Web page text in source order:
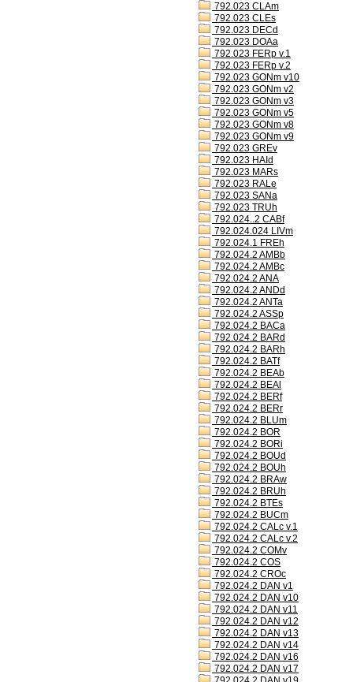
792.023 CLAm
792.023 CLEs
792.023 DECd
792.023 DOAa
792.023 FERp v.1
792.023 FERp v.2
792.023 GONm v10
792.023 GONm v2
792.023 GONm v3
792.023 GONm v5
792.023 GONm v8
792.023 GONm v9
792.023 GREv
792.023 HAId
792.023 MARs
792.023 RALe
792.023 SANa
792.023 TRUh
792.024..2 CABf
792.024.024 LIVm
792.024.1 FREh
792.024.2 AMBb
792.024.2 AMBc
792.024.2 ANA
792.024.2 ANDd
792.024.2 ANTa
792.024.2 ASSp
792.024.2 BACa
792.024.2 BARd
792.024.2 BARh
792.024.2 BATf
792.024.2 BEAb
792.024.2 BEAl
792.024.2 BERf
792.024.2 BERr
792.024.2 BLUm
792.024.2 BOR
792.024.2 BORi
792.024.2 BOUd
792.024.2 BOUh
792.024.2 BRAw
792.024.2 BRUh
792.024.2 BTEs
792.024.2 BUCm
792.024.2 CALc v.1
792.024.2 CALc v.2
792.024.2 COMv
792.024.2 COS
792.024.2 CROc
792.024.2 DAN v1
792.024.2 DAN v10
792.024.2 DAN v11
792.024.2 DAN v12
792.024.2 DAN v13
792.024.2 DAN v14
792.024.2 DAN v16
792.024.2 DAN v17